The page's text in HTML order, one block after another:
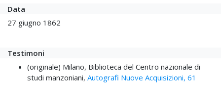
Data
27 giugno 1862
Testimoni
(originale) Milano, Biblioteca del Centro nazionale di
studi manzoniani, Autografi Nuove Acquisizioni, 61